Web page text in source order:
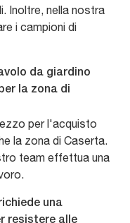
Inoltre, nella nostra
i campioni di
da giardino
la zona di
per l'acquisto
la zona di Caserta.
team effettua una
una
resistere alle